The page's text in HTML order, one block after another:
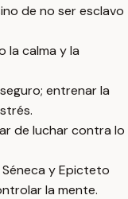
de no ser esclavo
la calma y la
entrenar la
de luchar contra lo
y Epicteto
la mente.